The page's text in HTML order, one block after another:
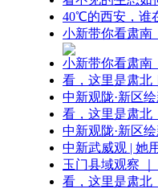
40℃的西安，谁
小新带你看肃南
小新带你看肃南
看，这里是肃北
中新观陇·新区
看，这里是肃北
中新观陇·新区
中新武威观 | 她
玉门县域观察
看，这里是肃北